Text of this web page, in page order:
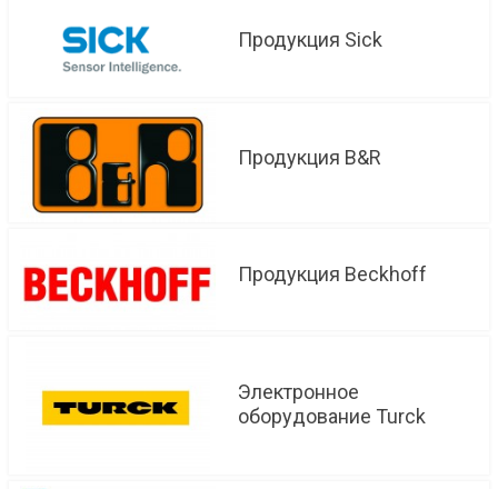
Продукция Sick
Продукция B&R
Продукция Beckhoff
Электронное
оборудование Turck